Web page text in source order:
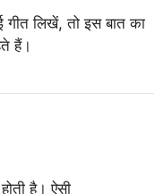
लिखें, तो इस बात का
हैं।
है। ऐसी